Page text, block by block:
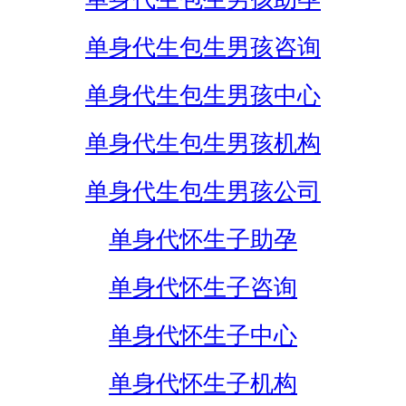
单身代生包生男孩咨询
单身代生包生男孩中心
单身代生包生男孩机构
单身代生包生男孩公司
单身代怀生子助孕
单身代怀生子咨询
单身代怀生子中心
单身代怀生子机构